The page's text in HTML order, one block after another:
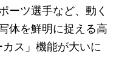
ーツ選手など、動く
体を鮮明に捉える高
ス」機能が大いに